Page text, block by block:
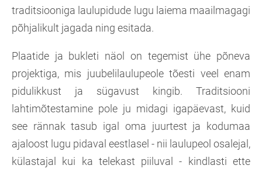
traditsiooniga laulupidude lugu laiema maailmagagi
põhjalikult jagada ning esitada.
Plaatide ja bukleti näol on tegemist ühe põneva
projektiga, mis juubelilaulupeole tõesti veel enam
pidulikkust ja sügavust kingib. Traditsiooni
lahtimõtestamine pole ju midagi igapäevast, kuid
see rännak tasub igal oma juurtest ja kodumaa
ajaloost lugu pidaval eestlasel - nii laulupeol osalejal,
külastajal kui ka telekast piiluval - kindlasti ette